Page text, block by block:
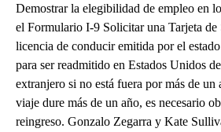
Demostrar la elegibilidad de empleo en
el Formulario I-9 Solicitar una Tarjeta de
licencia de conducir emitida por el
para ser readmitido en Estados Unidos
extranjero si no está fuera por más de un
viaje dure más de un año, es necesario
reingreso. Gonzalo Zegarra y Kate